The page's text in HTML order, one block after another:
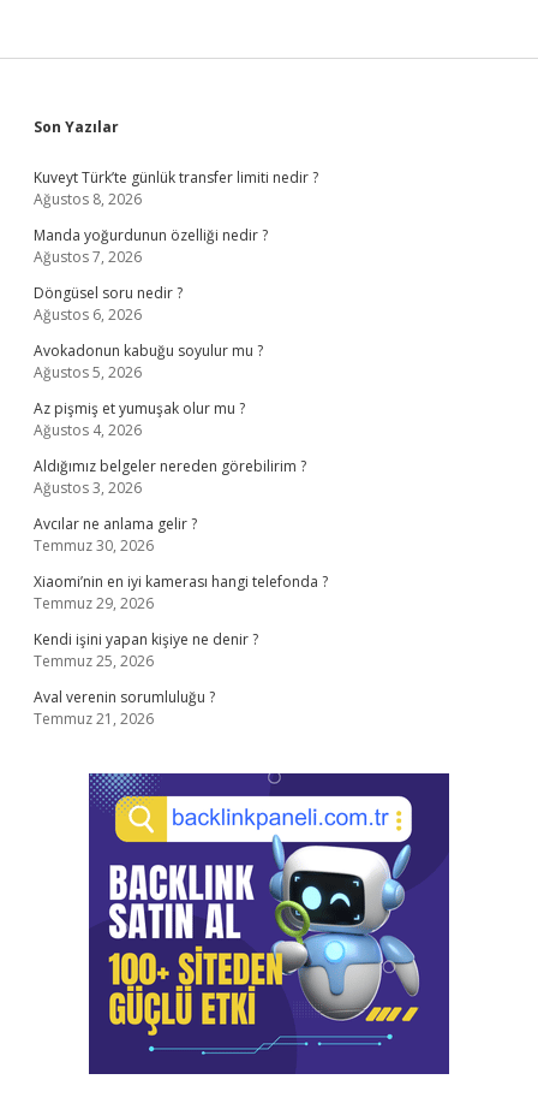
Sidebar
Son Yazılar
Kuveyt Türk’te günlük transfer limiti nedir ?
Ağustos 8, 2026
Manda yoğurdunun özelliği nedir ?
Ağustos 7, 2026
Döngüsel soru nedir ?
Ağustos 6, 2026
Avokadonun kabuğu soyulur mu ?
Ağustos 5, 2026
Az pişmiş et yumuşak olur mu ?
Ağustos 4, 2026
Aldığımız belgeler nereden görebilirim ?
Ağustos 3, 2026
Avcılar ne anlama gelir ?
Temmuz 30, 2026
Xiaomi’nin en iyi kamerası hangi telefonda ?
Temmuz 29, 2026
Kendi işini yapan kişiye ne denir ?
Temmuz 25, 2026
Aval verenin sorumluluğu ?
Temmuz 21, 2026